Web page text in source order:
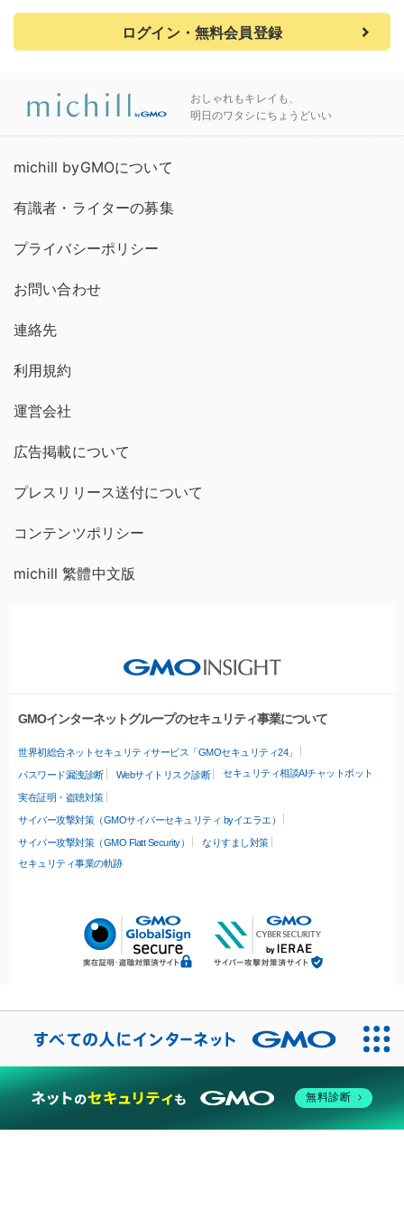
ログイン・無料会員登録
おしゃれもキレイも、
明日のワタシにちょうどいい
michill byGMOについて
有識者・ライターの募集
プライバシーポリシー
お問い合わせ
連絡先
利用規約
運営会社
広告掲載について
プレスリリース送付について
コンテンツポリシー
michill 繁體中文版
GMOインターネットグループのセキュリティ事業について
世界初総合ネットセキュリティサービス「GMOセキュリティ24」
パスワード漏洩診断 Webサイトリスク診断 セキュリティ相談AIチャットボット
実在証明・盗聴対策
サイバー攻撃対策（GMOサイバーセキュリティ byイエラエ）
サイバー攻撃対策（GMO Flatt Security）
なりすまし対策
セキュリティ事業の軌跡
無料診断